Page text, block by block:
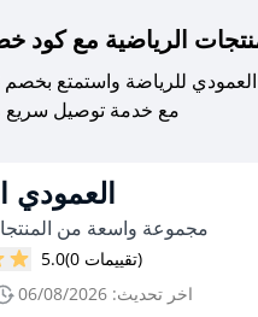
الرياضية مع كود
مع خدمة توصيل
العمودي
مجموعة واسعة من
5.0
(0 تقييمات)
اخر تحديث: 06/08/2026